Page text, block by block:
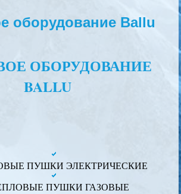
оборудование Ballu
ОБОРУДОВАНИЕ
BALLU
ПУШКИ ЭЛЕКТРИЧЕСКИЕ
ПУШКИ ГАЗОВЫЕ